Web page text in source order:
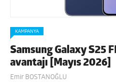
KAMPANYA
Samsung Galaxy S25
avantajı [Mayıs 2026]
Emir BOSTANOĞLU